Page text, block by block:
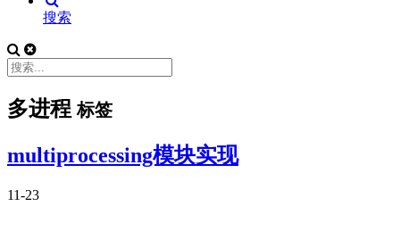
搜索
多进程标签
multiprocessing模块实现
11-23